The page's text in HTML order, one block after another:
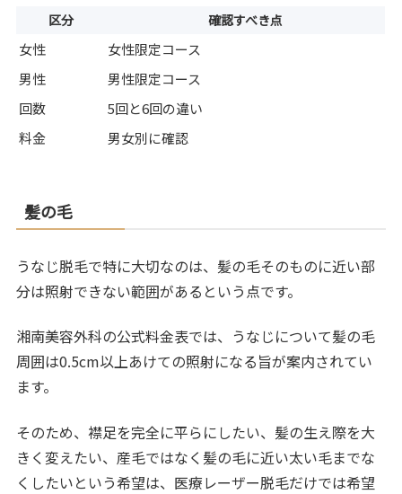
区分 確認すべき点
女性
女性限定コース
男性
男性限定コース
回数
5回と6回の違い
料金
男女別に確認
髪の毛
うなじ脱毛で特に大切なのは、髪の毛そのものに近い部
分は照射できない範囲があるという点です。
湘南美容外科の公式料金表では、うなじについて髪の毛
周囲は0.5cm以上あけての照射になる旨が案内されてい
ます。
そのため、襟足を完全に平らにしたい、髪の生え際を大
きく変えたい、産毛ではなく髪の毛に近い太い毛までな
くしたいという希望は、医療レーザー脱毛だけでは希望